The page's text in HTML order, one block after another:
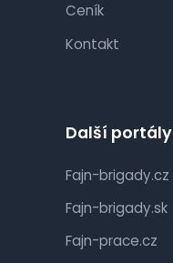
Ceník
Kontakt
Další portály
Fajn-brigady.cz
Fajn-brigady.sk
Fajn-prace.cz